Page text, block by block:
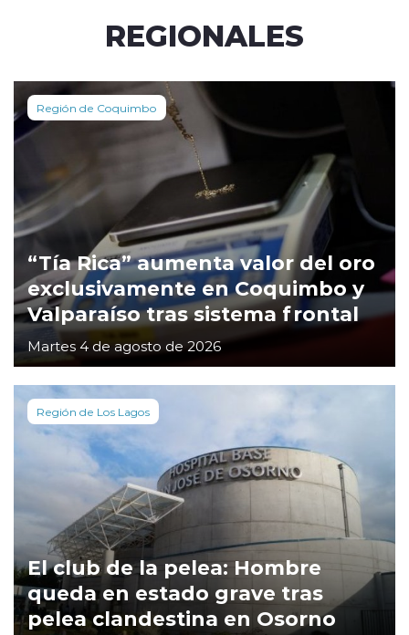
REGIONALES
Región de Coquimbo
“Tía Rica” aumenta valor del oro
exclusivamente en Coquimbo y
Valparaíso tras sistema frontal
Martes 4 de agosto de 2026
Región de Los Lagos
El club de la pelea: Hombre
queda en estado grave tras
pelea clandestina en Osorno